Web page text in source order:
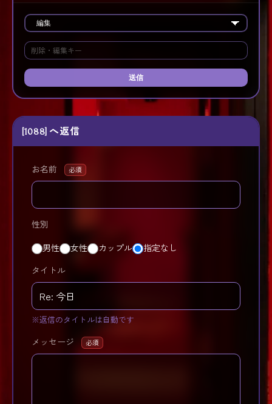
送信
[1088] へ返信
お名前 必須
性別
男性 女性 カップル 指定なし
タイトル
※返信のタイトルは自動です
メッセージ 必須